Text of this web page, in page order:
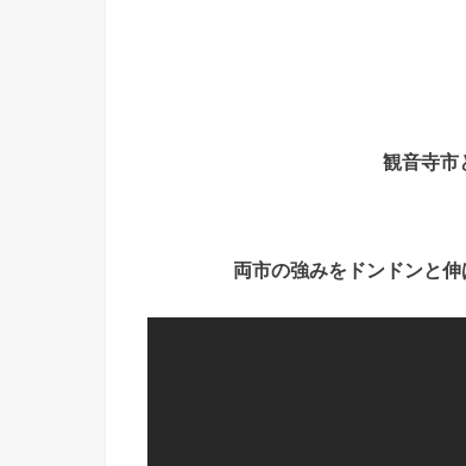
観音寺市
両市の強みをドンドンと